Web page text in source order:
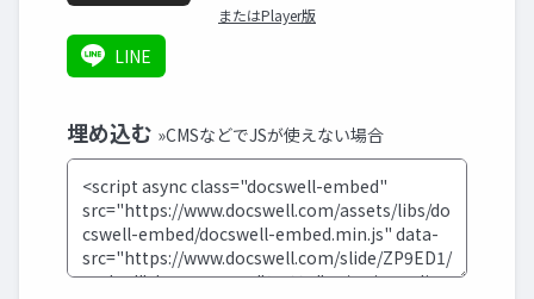
またはPlayer版
LINE
埋め込む »CMSなどでJSが使えない場合